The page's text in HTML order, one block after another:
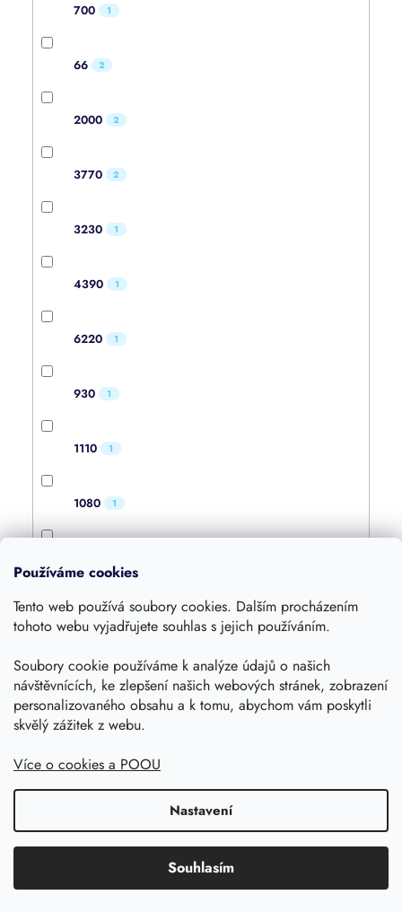
Používáme cookies
Tento web používá soubory cookies. Dalším procházením
tohoto webu vyjadřujete souhlas s jejich používáním.
Soubory cookie používáme k analýze údajů o našich
návštěvnících, ke zlepšení našich webových stránek, zobrazení
personalizovaného obsahu a k tomu, abychom vám poskytli
skvělý zážitek z webu.
Více o cookies a POOU
Nastavení
Souhlasím
700 1
66 2
2000 2
3770 2
3230 1
4390 1
6220 1
930 1
1110 1
1080 1
4000 4
1600 2
360 3
420
1250 1
1055